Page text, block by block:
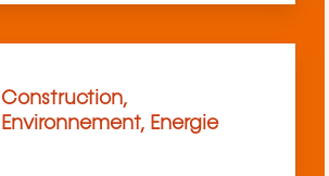
Construction,
Environnement, Energie